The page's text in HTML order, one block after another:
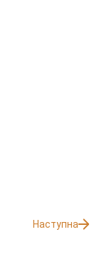
Наступна